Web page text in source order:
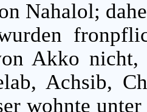
Nahalol;
Akko
Achsib,
wohnte